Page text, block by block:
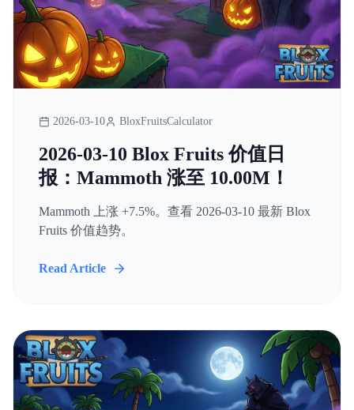
2026-03-10 BloxFruitsCalculator
2026-03-10 Blox Fruits 价值日
报：Mammoth 涨至 10.00M！
Mammoth 上涨 +7.5%。查看 2026-03-10 最新 Blox
Fruits 价值趋势。
Read Article